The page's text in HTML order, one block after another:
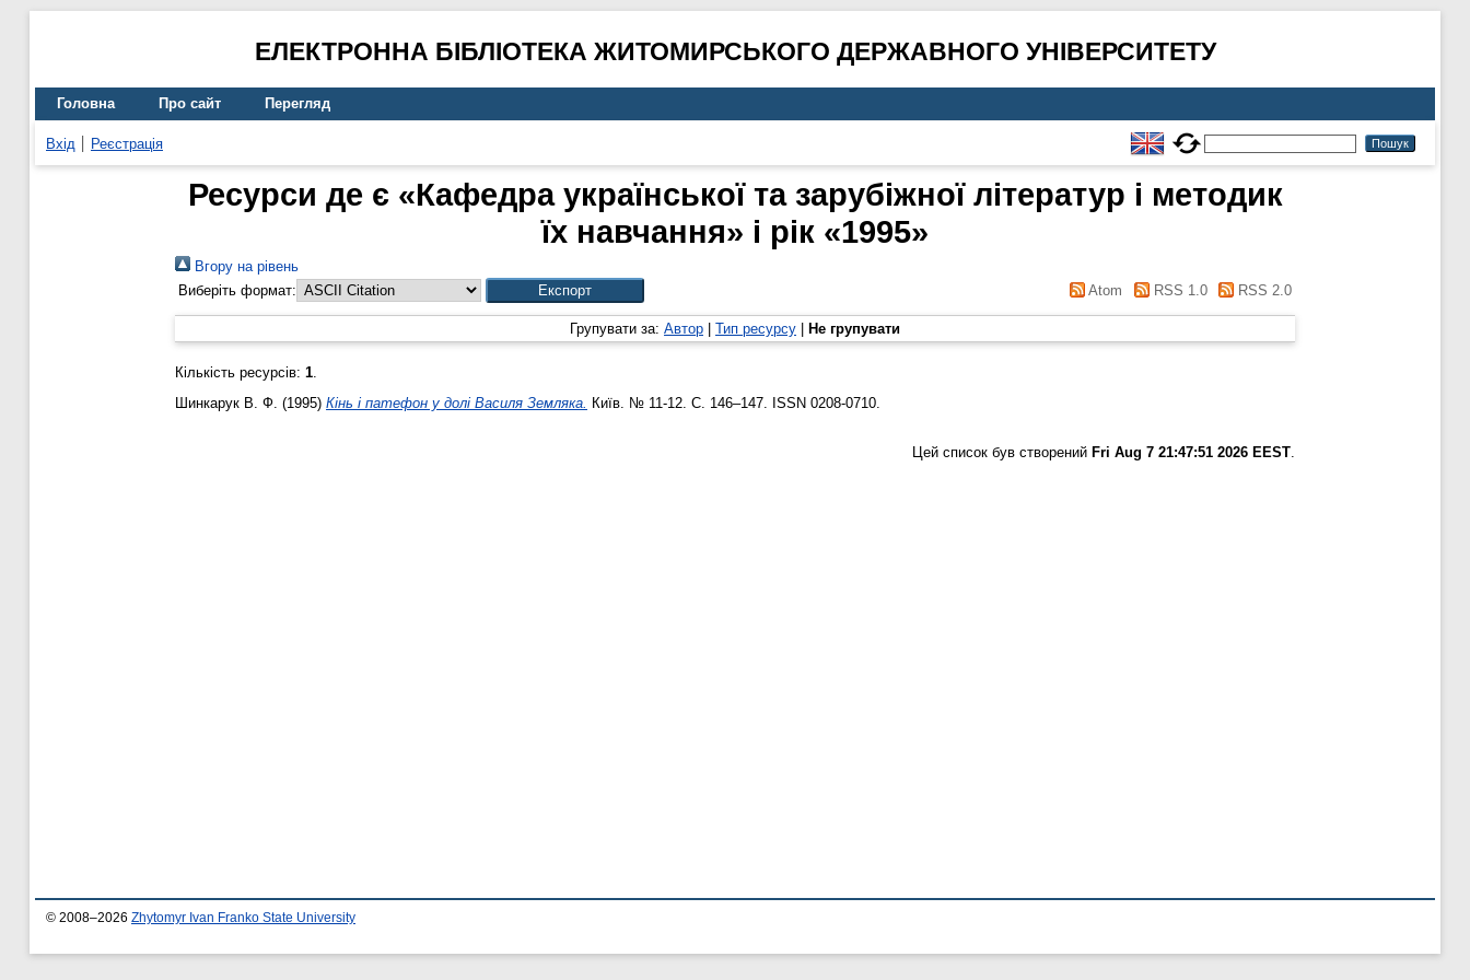
ЕЛЕКТРОННА БІБЛІОТЕКА ЖИТОМИРСЬКОГО ДЕРЖАВНОГО УНІВЕРСИТЕТУ
Головна Про сайт Перегляд
Вхід Реєстрація
Ресурси де є «Кафедра української та зарубіжної літератур і методик
їх навчання» і рік «1995»
Вгору на рівень
Виберіть формат:
Atom RSS 1.0 RSS 2.0
Групувати за: Автор Тип ресурсу Не групувати
Кількість ресурсів: 1.
Шинкарук В. Ф. (1995) Кінь і патефон у долі Василя Земляка. Київ. № 11-12. С. 146–147. ISSN 0208-0710.
Цей список був створений Fri Aug 7 21:47:51 2026 EEST.
© 2008–2026 Zhytomyr Ivan Franko State University